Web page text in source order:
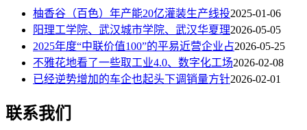
柚香谷（百色）年产能20亿灌装生产线投2025-01-06
阳理工学院、武汉城市学院、武汉华夏理2026-05-05
2025年度“中联价值100”的平易近营企业占2026-05-25
不雅花地看了一些取工业4.0、数字化工场2026-02-08
已经逆势增加的车企也起头下调销量方针2026-02-01
联系我们